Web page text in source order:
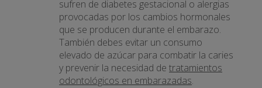
sufren de diabetes gestacional o alergias
provocadas por los cambios hormonales
que se producen durante el embarazo.
También debes evitar un consumo
elevado de azúcar para combatir la caries
y prevenir la necesidad de tratamientos
odontológicos en embarazadas.